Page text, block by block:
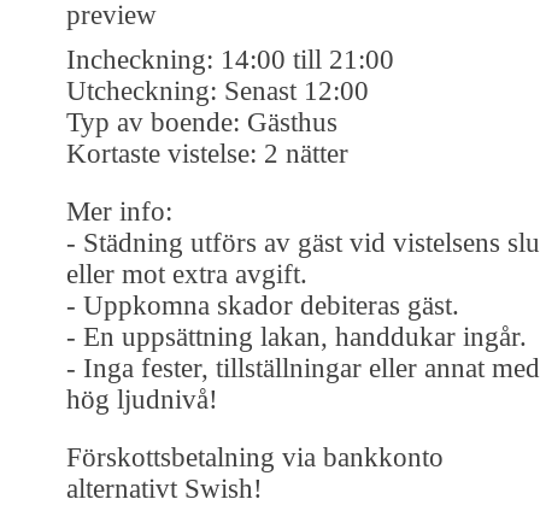
preview
Incheckning: 14:00 till 21:00
Utcheckning: Senast 12:00
Typ av boende: Gästhus
Kortaste vistelse: 2 nätter
Mer info:
- Städning utförs av gäst vid vistelsens
eller mot extra avgift.
- Uppkomna skador debiteras gäst.
- En uppsättning lakan, handdukar ingår.
- Inga fester, tillställningar eller annat med
hög ljudnivå!
Förskottsbetalning via bankkonto
alternativt Swish!